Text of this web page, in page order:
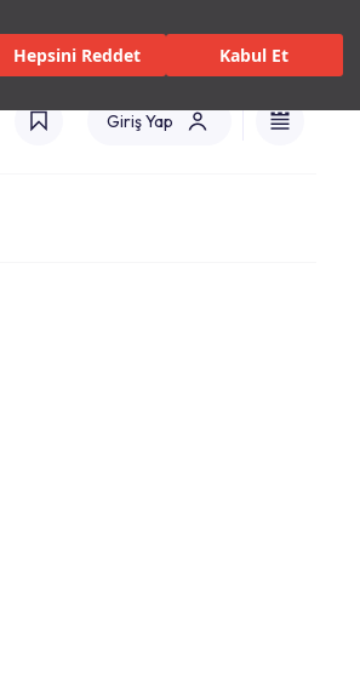
Hepsini Reddet Kabul Et
Kataloglar Türkiye(TR)
Giriş Yap